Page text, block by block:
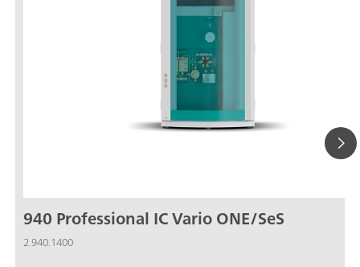
940 Professional IC Vario ONE/SeS
2.940.1400